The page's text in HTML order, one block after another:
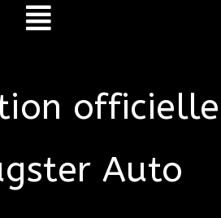
officielle
Auto